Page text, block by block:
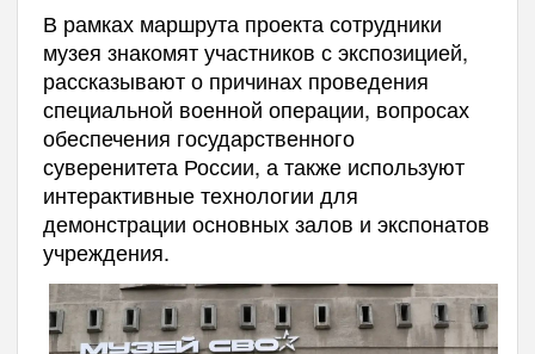
В рамках маршрута проекта сотрудники
музея знакомят участников с экспозицией,
рассказывают о причинах проведения
специальной военной операции, вопросах
обеспечения государственного
суверенитета России, а также используют
интерактивные технологии для
демонстрации основных залов и экспонатов
учреждения.